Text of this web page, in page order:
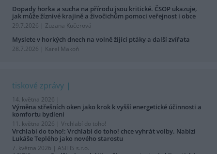
Dopady horka a sucha na přírodu jsou kritické. ČSOP ukazuje,
jak může žíznivé krajině a živočichům pomoci veřejnost i obce
29.7.2026 | Zuzana Kučerová
Myslete v horkých dnech na volně žijící ptáky a další zvířata
28.7.2026 | Karel Makoň
tiskové zprávy
14. května 2026 |
Výměna střešních oken jako krok k vyšší energetické účinnosti a
komfortu bydlení
11. května 2026 | Vrchlabí do toho!
Vrchlabí do toho!: Vrchlabí do toho! chce vyhrát volby. Nabízí
Lukáše Teplého jako nového starostu
7. května 2026 | ASITIS s.r.o.